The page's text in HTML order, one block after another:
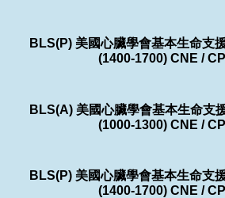
BLS(P) 美國心臟學會基本生命支
(1400-1700) CNE /
BLS(A) 美國心臟學會基本生命支
(1000-1300) CNE /
BLS(P) 美國心臟學會基本生命支
(1400-1700) CNE /